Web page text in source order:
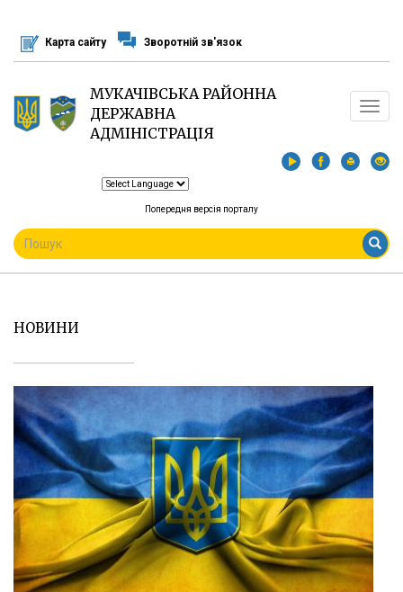
основного
матеріалу
Карта сайту Зворотній зв'язок
МУКАЧІВСЬКА РАЙОННА
ДЕРЖАВНА
АДМІНІСТРАЦІЯ
Toggle
Попередня версія порталу
ПОШУКОВА
ФОРМА
Пошук
НОВИНИ